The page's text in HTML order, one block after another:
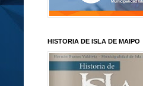
HISTORIA DE ISLA DE MAIPO